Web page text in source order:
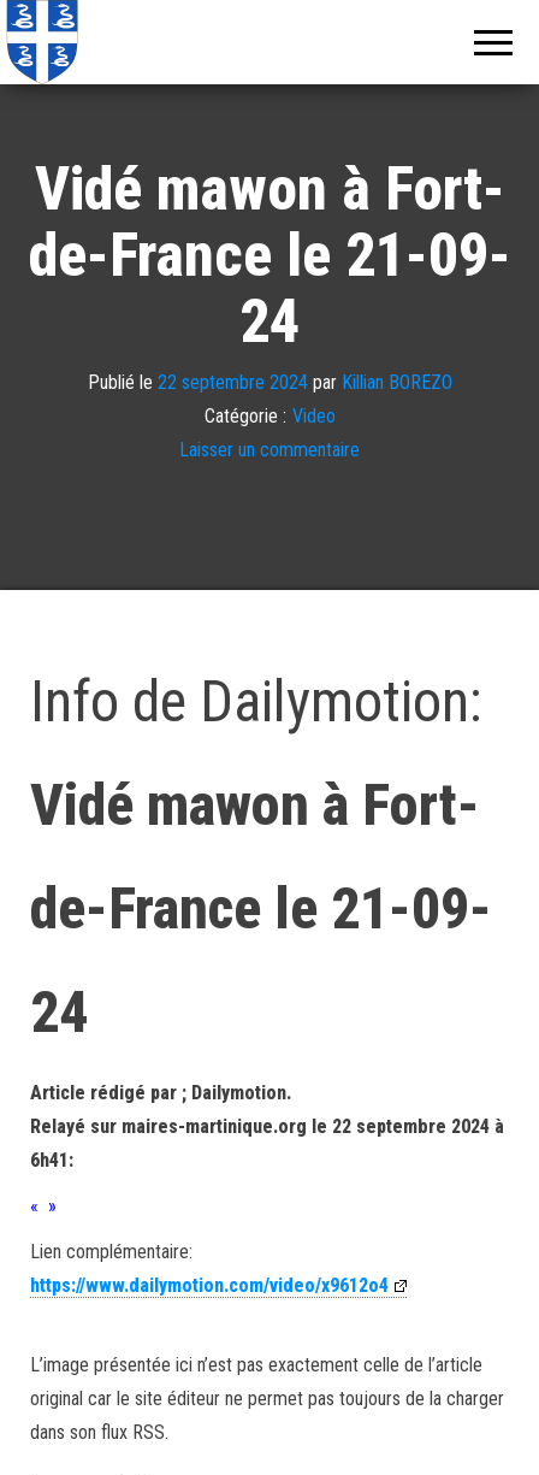
Vidé mawon à Fort-
de-France le 21-09-
24
Publié le 22 septembre 2024par Killian BOREZO
Catégorie : Video
Laisser un commentaire
Info de Dailymotion:
Vidé mawon à Fort-
de-France le 21-09-
24
Article rédigé par ; Dailymotion.
Relayé sur maires-martinique.org le 22 septembre 2024 à
6h41:
« »
Lien complémentaire:
https://www.dailymotion.com/video/x9612o4
L’image présentée ici n’est pas exactement celle de l’article
original car le site éditeur ne permet pas toujours de la charger
dans son flux RSS.